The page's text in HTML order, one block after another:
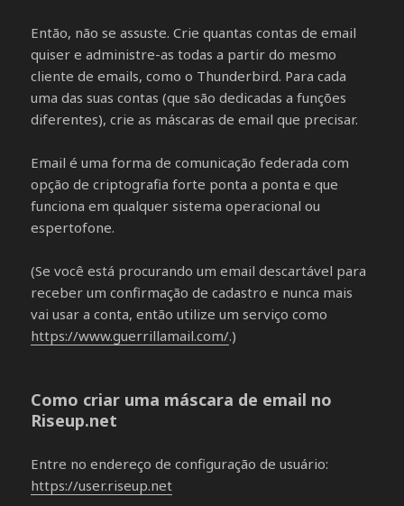
Então, não se assuste. Crie quantas contas de email
quiser e administre-as todas a partir do mesmo
cliente de emails, como o Thunderbird. Para cada
uma das suas contas (que são dedicadas a funções
diferentes), crie as máscaras de email que precisar.
Email é uma forma de comunicação federada com
opção de criptografia forte ponta a ponta e que
funciona em qualquer sistema operacional ou
espertofone.
(Se você está procurando um email descartável para
receber um confirmação de cadastro e nunca mais
vai usar a conta, então utilize um serviço como
https://www.guerrillamail.com/.)
Como criar uma máscara de email no
Riseup.net
Entre no endereço de configuração de usuário:
https://user.riseup.net